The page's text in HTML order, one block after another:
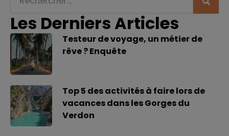
Les Derniers Articles
Testeur de voyage, un métier de
rêve ? Enquête
Top 5 des activités à faire lors de
vacances dans les Gorges du
Verdon